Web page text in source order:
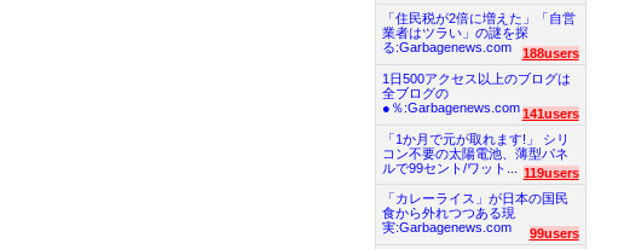
「住民税が2倍に増えた」「自営
業者はツラい」の謎を探
る:Garbagenews.com
188users
1日500アクセス以上のブログは
全ブログの
●％:Garbagenews.com 141users
「1か月で元が取れます!」 シリ
コン不要の太陽電池、薄型パネ
ルで99セント/ワット...
119users
「カレーライス」が日本の国民
食から外れつつある現
実:Garbagenews.com
99users